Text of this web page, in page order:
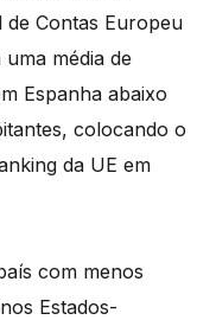
Contas Europeu
média de
Espanha abaixo
colocando o
da UE em
com menos
Estados-